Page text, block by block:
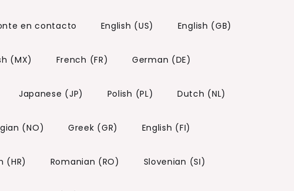
en contacto English (US) English (GB)
(MX) French (FR) German (DE)
Japanese (JP) Polish (PL) Dutch (NL)
(NO) Greek (GR) English (FI)
(HR) Romanian (RO) Slovenian (SI)